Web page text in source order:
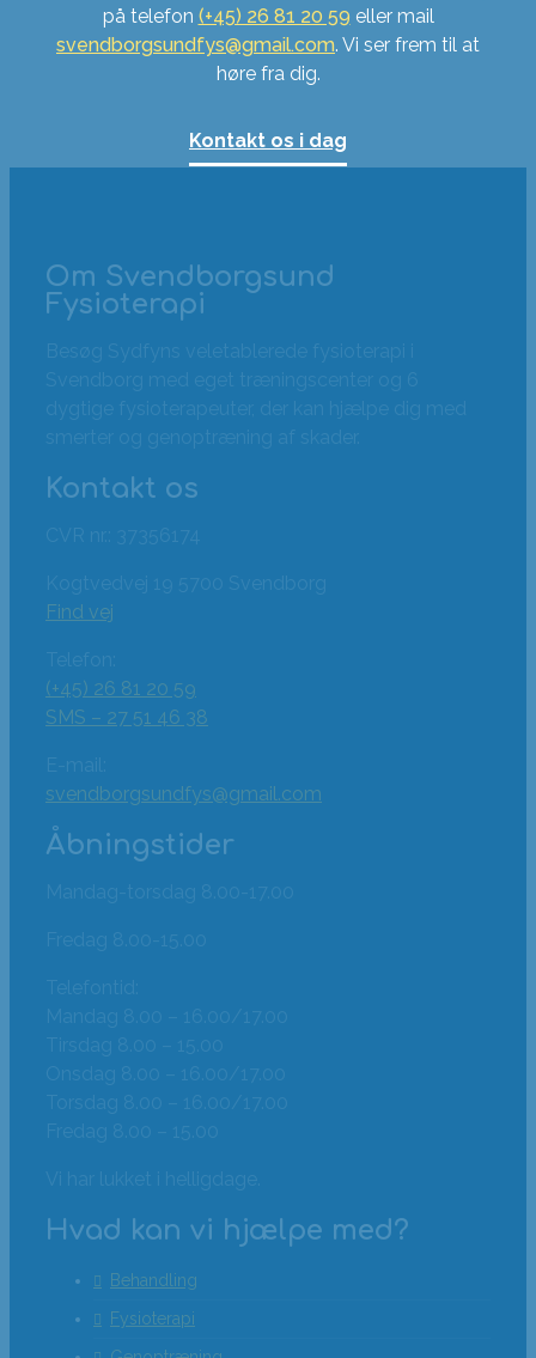
på telefon (+45) 26 81 20 59 eller mail
svendborgsundfys@gmail.com. Vi ser frem til at
høre fra dig.
Kontakt os i dag
Om Svendborgsund
Fysioterapi
Besøg Sydfyns veletablerede fysioterapi i
Svendborg med eget træningscenter og 6
dygtige fysioterapeuter, der kan hjælpe dig med
smerter og genoptræning af skader.
Kontakt os
CVR nr.: 37356174
Kogtvedvej 19 5700 Svendborg
Find vej
Telefon:
(+45) 26 81 20 59
SMS – 27 51 46 38
E-mail:
svendborgsundfys@gmail.com
Åbningstider
Mandag-torsdag 8.00-17.00
Fredag 8.00-15.00
Telefontid:
Mandag 8.00 – 16.00/17.00
Tirsdag 8.00 – 15.00
Onsdag 8.00 – 16.00/17.00
Torsdag 8.00 – 16.00/17.00
Fredag 8.00 – 15.00
Vi har lukket i helligdage.
Hvad kan vi hjælpe med?
Behandling
Fysioterapi